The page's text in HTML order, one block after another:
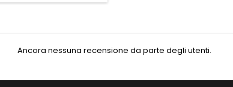
Ancora nessuna recensione da parte degli utenti.